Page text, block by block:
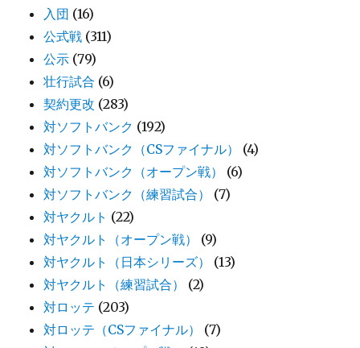
入団 (16)
公式戦 (311)
公示 (79)
壮行試合 (6)
契約更改 (283)
対ソフトバンク (192)
対ソフトバンク（CSファイナル）
(4)
対ソフトバンク（オープン戦）
(6)
対ソフトバンク（練習試合）
(7)
対ヤクルト (22)
対ヤクルト（オープン戦）
(9)
対ヤクルト（日本シリーズ）
(13)
対ヤクルト（練習試合）
(2)
対ロッテ (203)
対ロッテ（CSファイナル）
(7)